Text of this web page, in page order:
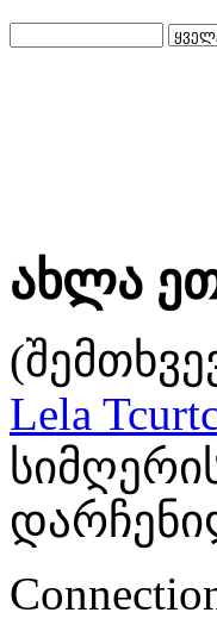
ახლა
Lela